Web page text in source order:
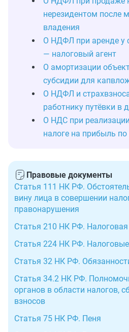
нерезидентом после
владения
О НДФЛ при аренде у
— налоговый агент
О амортизации
субсидии для
О НДФЛ и
работнику путёвки в
О НДС при
налоге на прибыль
Правовые документы
Статья 111 НК РФ.
вину лица в совершении
правонарушения
Статья 210 НК РФ. Налоговая
Статья 224 НК РФ.
Статья 32 НК РФ.
Статья 34.2 НК РФ.
органов в области налогов,
взносов
Статья 75 НК РФ. Пеня